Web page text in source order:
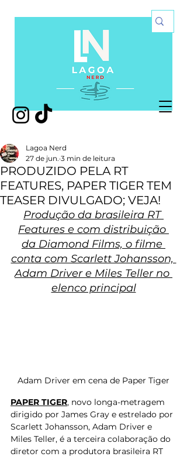
PRODUZIDO PELA RT
FEATURES, PAPER TIGER TEM
TEASER DIVULGADO; VEJA!
Lagoa Nerd
27 de jun. 3 min de leitura
Produção da brasileira RT
Features e com distribuição
da Diamond Films, o filme
conta com Scarlett Johansson,
Adam Driver e Miles Teller no
elenco principal
Adam Driver em cena de Paper Tiger
PAPER TIGER, novo longa-metragem
dirigido por James Gray e estrelado por
Scarlett Johansson, Adam Driver e
Miles Teller, é a terceira colaboração do
diretor com a produtora brasileira RT